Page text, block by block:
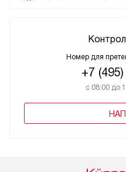
Номер для
+7
с 08:00 до